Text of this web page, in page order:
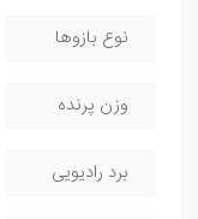
نوع بازوها
وزن پرنده
برد رادیویی